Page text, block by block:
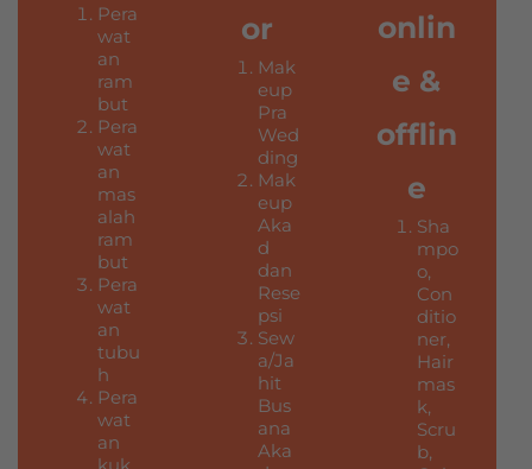
Pera
wat
an
ram
but
Pera
wat
an
mas
alah
ram
but
Pera
wat
an
tubu
h
Pera
wat
an
kuk
or
Mak
eup
Pra
Wed
ding
Mak
eup
Aka
d
dan
Rese
psi
Sew
a/Ja
hit
Bus
ana
Aka
onlin
e &
offlin
e
Sha
mpo
o,
Con
ditio
ner,
Hair
mas
k,
Scru
b,